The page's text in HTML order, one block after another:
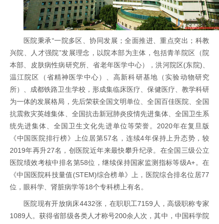
医院秉承“一院多区、协同发展；全面推进、重点突出；科教
兴院、人才强院”发展理念，以院本部为主体，包括青羊院区（院
本部、皮肤病性病研究所、省老年医学中心），洪河院区(东院)、
温江院区（省精神医学中心）、高新科研基地（实验动物研究
所）、成都铁路卫生学校，形成集临床医疗、保健医疗、教学科研
为一体的发展格局，先后荣获全国文明单位、全国百佳医院、全国
抗震救灾英雄集体、全国抗击新冠肺炎疫情先进集体、全国卫生系
统先进集体、全国卫生文化先进单位等荣誉。2020年在复旦版
《中国医院排行榜》上位居第57名，连续4年保持上升态势，较
2019年再升27名，创医院近年来最快攀升纪录。在全国三级公立
医院绩效考核中排名第58位，继续保持国家监测指标等级A+。在
《中国医院科技量值(STEM)综合榜单》上，医院综合排名位居77
位，眼科学、肾脏病学等18个专科榜上有名。
医院现有开放病床4432张，在职职工7159人，高级职称专家
1089人。获得省部级各类人才称号200余人次，其中，中国科学院